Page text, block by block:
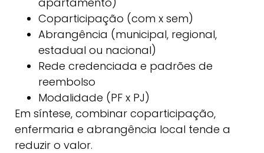
Coparticipação (com x sem)
Abrangência (municipal, regional,
estadual ou nacional)
Rede credenciada e padrões de
reembolso
Modalidade (PF x PJ)
Em síntese, combinar coparticipação,
enfermaria e abrangência local tende a
reduzir o valor.